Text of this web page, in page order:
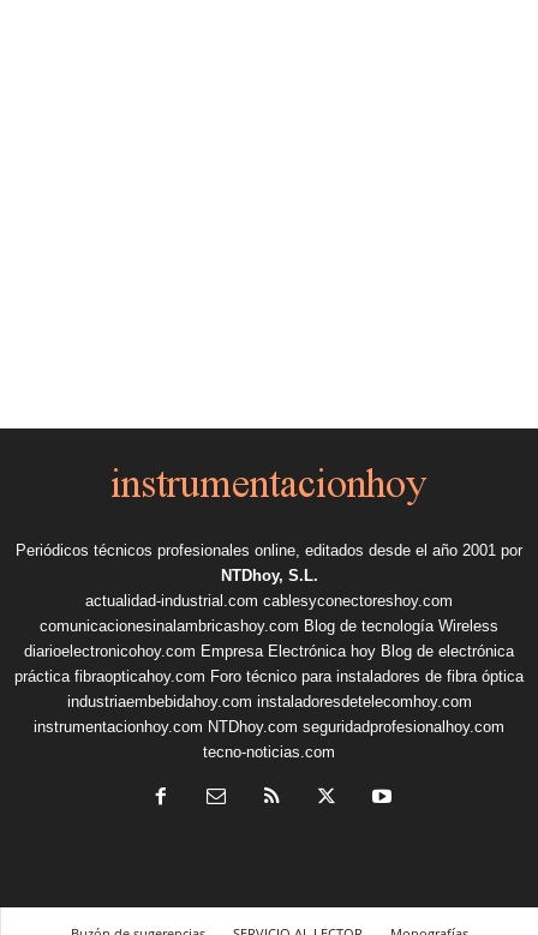
Periódicos técnicos profesionales online, editados desde el año 2001 por
NTDhoy, S.L.
actualidad-industrial.com cablesyconectoreshoy.com
comunicacionesinalambricashoy.com Blog de tecnología Wireless
diarioelectronicohoy.com Empresa Electrónica hoy Blog de electrónica
práctica fibraopticahoy.com Foro técnico para instaladores de fibra óptica
industriaembebidahoy.com instaladoresdetelecomhoy.com
instrumentacionhoy.com NTDhoy.com seguridadprofesionalhoy.com
tecno-noticias.com